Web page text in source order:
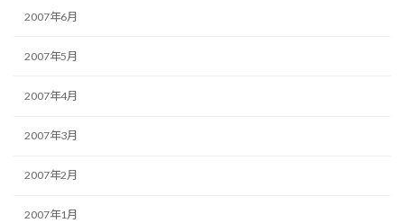
2007年6月
2007年5月
2007年4月
2007年3月
2007年2月
2007年1月